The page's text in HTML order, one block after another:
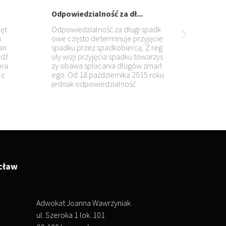
Alimenty – kto, kie...
Na każdym członku rodziny spoczy
wa obowiązek dostarczania środk
ów utrzymania tym członkom rodz
iny którzy nie są w stanie zaspokoi
ć swoich potrzeb. Jest to obowiąz
ek alimentacyjny, którego postaci
ą są
Adwokat Joanna Wawrzyniak
ul. Szeroka 1 lok. 101